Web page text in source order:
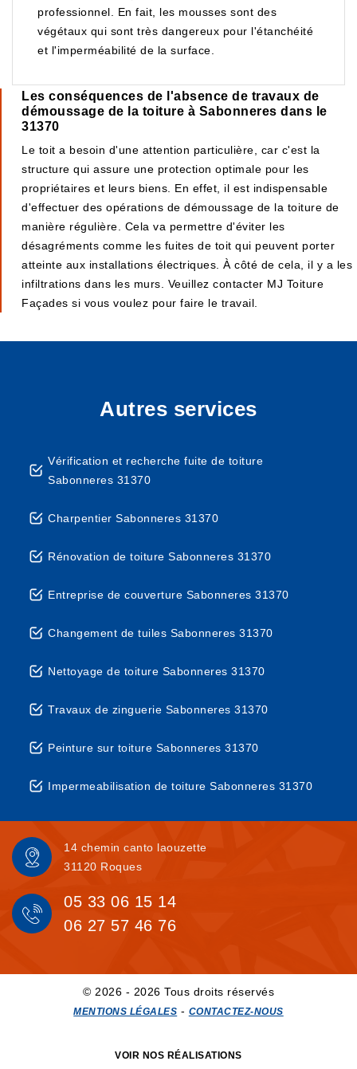
professionnel. En fait, les mousses sont des
végétaux qui sont très dangereux pour l'étanchéité
et l'imperméabilité de la surface.
Les conséquences de l'absence de travaux de
démoussage de la toiture à Sabonneres dans le
31370
Le toit a besoin d'une attention particulière, car c'est la
structure qui assure une protection optimale pour les
propriétaires et leurs biens. En effet, il est indispensable
d'effectuer des opérations de démoussage de la toiture de
manière régulière. Cela va permettre d'éviter les
désagréments comme les fuites de toit qui peuvent porter
atteinte aux installations électriques. À côté de cela, il y a les
infiltrations dans les murs. Veuillez contacter MJ Toiture
Façades si vous voulez pour faire le travail.
Autres services
Vérification et recherche fuite de toiture
Sabonneres 31370
Charpentier Sabonneres 31370
Rénovation de toiture Sabonneres 31370
Entreprise de couverture Sabonneres 31370
Changement de tuiles Sabonneres 31370
Nettoyage de toiture Sabonneres 31370
Travaux de zinguerie Sabonneres 31370
Peinture sur toiture Sabonneres 31370
Impermeabilisation de toiture Sabonneres 31370
14 chemin canto laouzette
31120 Roques
05 33 06 15 14
06 27 57 46 76
© 2026 - 2026 Tous droits réservés
MENTIONS LÉGALES - CONTACTEZ-NOUS
VOIR NOS RÉALISATIONS